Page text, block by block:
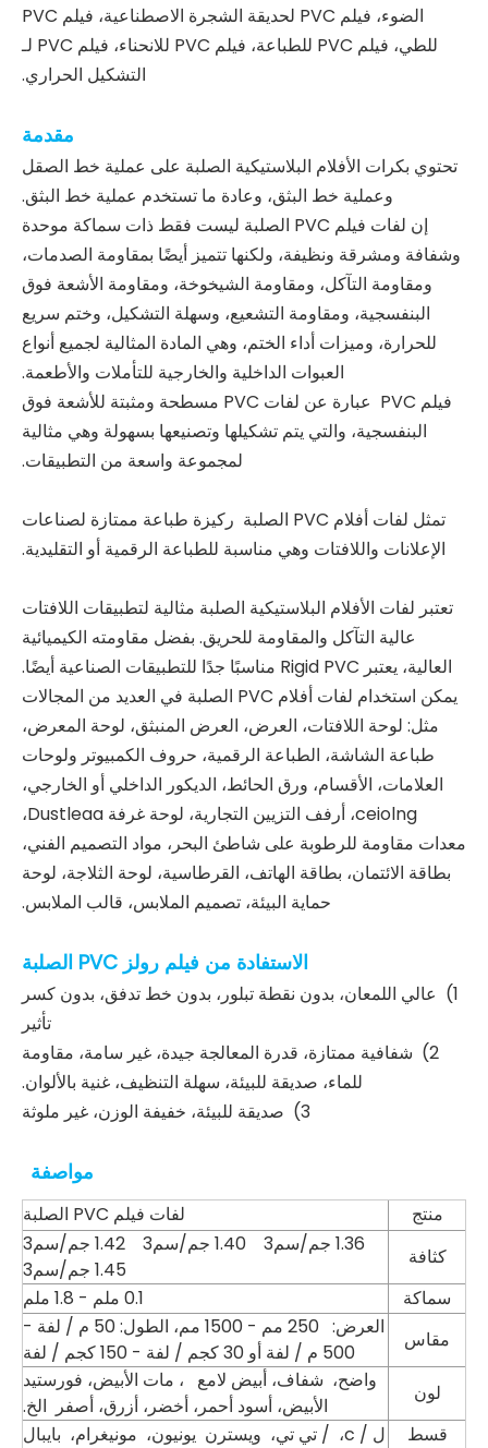
الضوء، فيلم PVC لحديقة الشجرة الاصطناعية، فيلم PVC
للطي، فيلم PVC للطباعة، فيلم PVC للانحناء، فيلم PVC لـ
التشكيل الحراري.
مقدمة
تحتوي بكرات الأفلام البلاستيكية الصلبة على عملية خط الصقل
وعملية خط البثق، وعادة ما تستخدم عملية خط البثق.
إن لفات فيلم PVC الصلبة ليست فقط ذات سماكة موحدة
وشفافة ومشرقة ونظيفة، ولكنها تتميز أيضًا بمقاومة الصدمات،
ومقاومة التآكل، ومقاومة الشيخوخة، ومقاومة الأشعة فوق
البنفسجية، ومقاومة التشعيع، وسهلة التشكيل، وختم سريع
للحرارة، وميزات أداء الختم، وهي المادة المثالية لجميع أنواع
العبوات الداخلية والخارجية للتأملات والأطعمة.
فيلم PVC عبارة عن لفات PVC مسطحة ومثبتة للأشعة فوق
البنفسجية، والتي يتم تشكيلها وتصنيعها بسهولة وهي مثالية
لمجموعة واسعة من التطبيقات.
تمثل لفات أفلام PVC الصلبة ركيزة طباعة ممتازة لصناعات
الإعلانات واللافتات وهي مناسبة للطباعة الرقمية أو التقليدية.
تعتبر لفات الأفلام البلاستيكية الصلبة مثالية لتطبيقات اللافتات
عالية التآكل والمقاومة للحريق. بفضل مقاومته الكيميائية
العالية، يعتبر Rigid PVC مناسبًا جدًا للتطبيقات الصناعية أيضًا.
يمكن استخدام لفات أفلام PVC الصلبة في العديد من المجالات
مثل: لوحة اللافتات، العرض، العرض المنبثق، لوحة المعرض،
طباعة الشاشة، الطباعة الرقمية، حروف الكمبيوتر ولوحات
العلامات، الأقسام، ورق الحائط، الديكور الداخلي أو الخارجي،
ceiolng، أرفف التزيين التجارية، لوحة غرفة Dustleaa،
معدات مقاومة للرطوبة على شاطئ البحر، مواد التصميم الفني،
بطاقة الائتمان، بطاقة الهاتف، القرطاسية، لوحة الثلاجة، لوحة
حماية البيئة، تصميم الملابس، قالب الملابس.
الاستفادة من فيلم رولز PVC الصلبة
1) عالي اللمعان، بدون نقطة تبلور، بدون خط تدفق، بدون كسر
تأثير
2) شفافية ممتازة، قدرة المعالجة جيدة، غير سامة، مقاومة
للماء، صديقة للبيئة، سهلة التنظيف، غنية بالألوان.
3) صديقة للبيئة، خفيفة الوزن، غير ملوثة
مواصفة
منتج
لفات فيلم PVC الصلبة
كثافة
1.36 جم/سم3 1.40 جم/سم3 1.42 جم/سم3
سماكة
0.1 ملم - 1.8 ملم
مقاس
العرض: 250 مم - 1500 مم، الطول: 50 م / لفة -
500 م / لفة أو 30 كجم / لفة - 150 كجم / لفة
لون
واضح، شفاف، أبيض لامع ، مات الأبيض، فورستيد
الأبيض، أسود أحمر، أخضر، أزرق، أصفر الخ.
قسط
ل / c، / تي تي، ويسترن يونيون، مونيغرام، بايبال